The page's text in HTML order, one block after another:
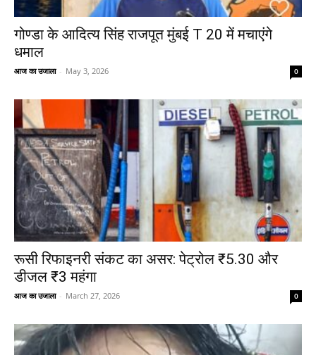
गोण्डा के आदित्य सिंह राजपूत मुंबई T 20 में मचाएंगे
धमाल
आज का उजाला - May 3, 2026 0
रूसी रिफाइनरी संकट का असर: पेट्रोल ₹5.30 और
डीजल ₹3 महंगा
आज का उजाला - March 27, 2026 0